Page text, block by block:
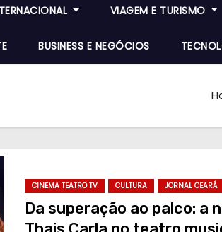
VIAGEM E TURISMO
BUSINESS E NEGÓCIOS
CINEMA TEATRO TV CULTURA JORNAL CEARÁ
Da superação ao palco: a